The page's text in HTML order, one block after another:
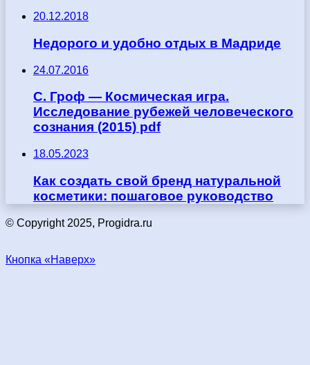
20.12.2018
Недорого и удобно отдых в Мадриде
24.07.2016
С. Гроф — Космическая игра.
Исследование рубежей человеческого
сознания (2015) pdf
18.05.2023
Как создать свой бренд натуральной
косметики: пошаговое руководство
© Copyright 2025, Progidra.ru
Кнопка «Наверх»